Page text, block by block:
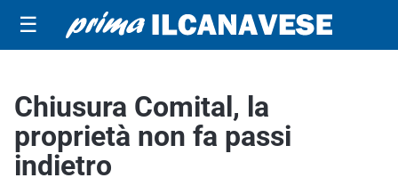
☰
Chiusura Comital, la
proprietà non fa passi
indietro